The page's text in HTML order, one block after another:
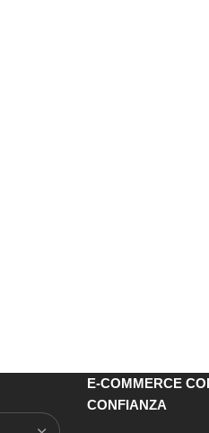
E-COMMERCE
CONFIANZA